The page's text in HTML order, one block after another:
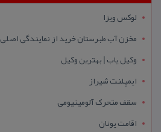
لوکس ویزا
مخزن آب طبرستان خرید از نمایندگی اصلی
وکیل یاب | بهترین وکیل
ایمپلنت شیراز
سقف متحرک آلومینیومی
اقامت یونان